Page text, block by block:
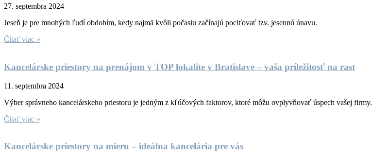
27. septembra 2024
Jeseň je pre mnohých ľudí obdobím, kedy najmä kvôli počasiu začínajú pociťovať tzv. jesennú únavu.
Čítať viac »
Kancelárske priestory na prenájom v TOP lokalite v Bratislave – vaša príležitosť na rast
11. septembra 2024
Výber správneho kancelárskeho priestoru je jedným z kľúčových faktorov, ktoré môžu ovplyvňovať úspech vašej firmy.
Čítať viac »
Kancelárske priestory na mieru – ideálna kancelária pre vás